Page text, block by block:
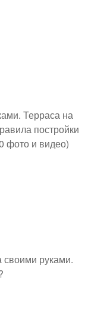
Терраса на
постройки
фото и видео)
своими руками.